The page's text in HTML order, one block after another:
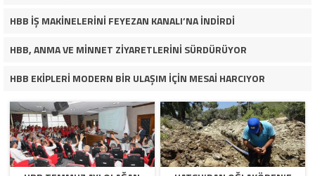
HBB İŞ MAKİNELERİNİ FEYEZAN KANALI’NA İNDİRDİ
HBB, ANMA VE MİNNET ZİYARETLERİNİ SÜRDÜRÜYOR
HBB EKİPLERİ MODERN BİR ULAŞIM İÇİN MESAİ HARCIYOR